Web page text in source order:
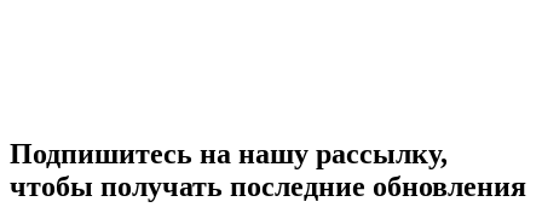
Подпишитесь на нашу рассылку,
чтобы получать последние обновления